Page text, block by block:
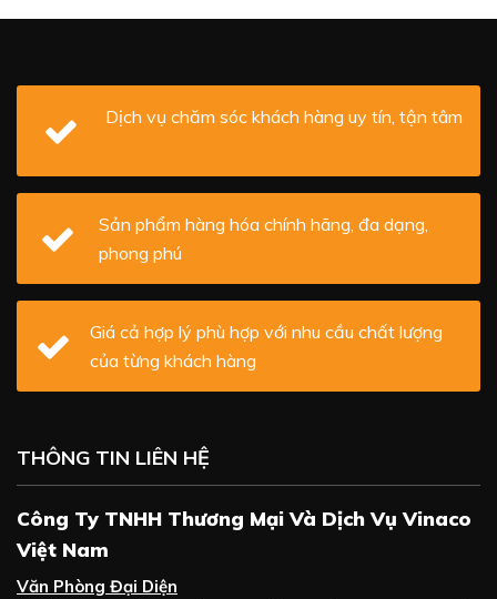
Dịch vụ chăm sóc khách hàng uy tín, tận tâm
Sản phẩm hàng hóa chính hãng, đa dạng,
phong phú
Giá cả hợp lý phù hợp với nhu cầu chất lượng
của từng khách hàng
THÔNG TIN LIÊN HỆ
Công Ty TNHH Thương Mại Và Dịch Vụ Vinaco
Việt Nam
Văn Phòng Đại Diện